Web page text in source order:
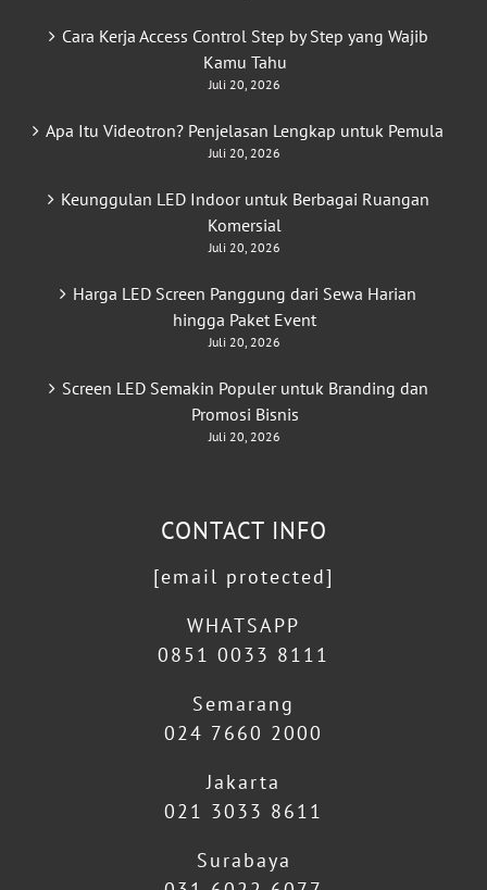
Cara Kerja Access Control Step by Step yang Wajib
Kamu Tahu
Juli 20, 2026
Apa Itu Videotron? Penjelasan Lengkap untuk Pemula
Juli 20, 2026
Keunggulan LED Indoor untuk Berbagai Ruangan
Komersial
Juli 20, 2026
Harga LED Screen Panggung dari Sewa Harian
hingga Paket Event
Juli 20, 2026
Screen LED Semakin Populer untuk Branding dan
Promosi Bisnis
Juli 20, 2026
CONTACT INFO
[email protected]
WHATSAPP
0851 0033 8111
Semarang
024 7660 2000
Jakarta
021 3033 8611
Surabaya